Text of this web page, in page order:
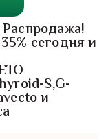
сегодня и
S,G-
и